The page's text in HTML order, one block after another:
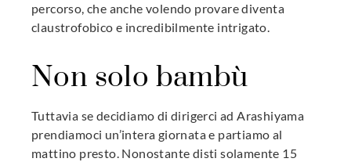
percorso, che anche volendo provare diventa
claustrofobico e incredibilmente intrigato.
Non solo bambù
Tuttavia se decidiamo di dirigerci ad Arashiyama
prendiamoci un’intera giornata e partiamo al
mattino presto. Nonostante disti solamente 15